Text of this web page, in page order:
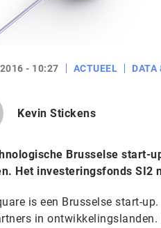
- 10:27 ACTUEEL DATA
Kevin Stickens
Brusselse start-
Het investeringsfonds SI2
is een Brusselse start-
in